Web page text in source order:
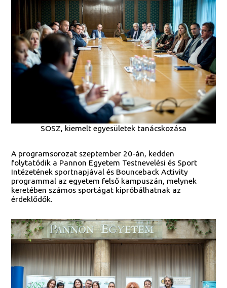
SOSZ, kiemelt egyesületek tanácskozása
A programsorozat szeptember 20-án, kedden
folytatódik a Pannon Egyetem Testnevelési és Sport
Intézetének sportnapjával és Bounceback Activity
programmal az egyetem felső kampuszán, melynek
keretében számos sportágat kipróbálhatnak az
érdeklődők.